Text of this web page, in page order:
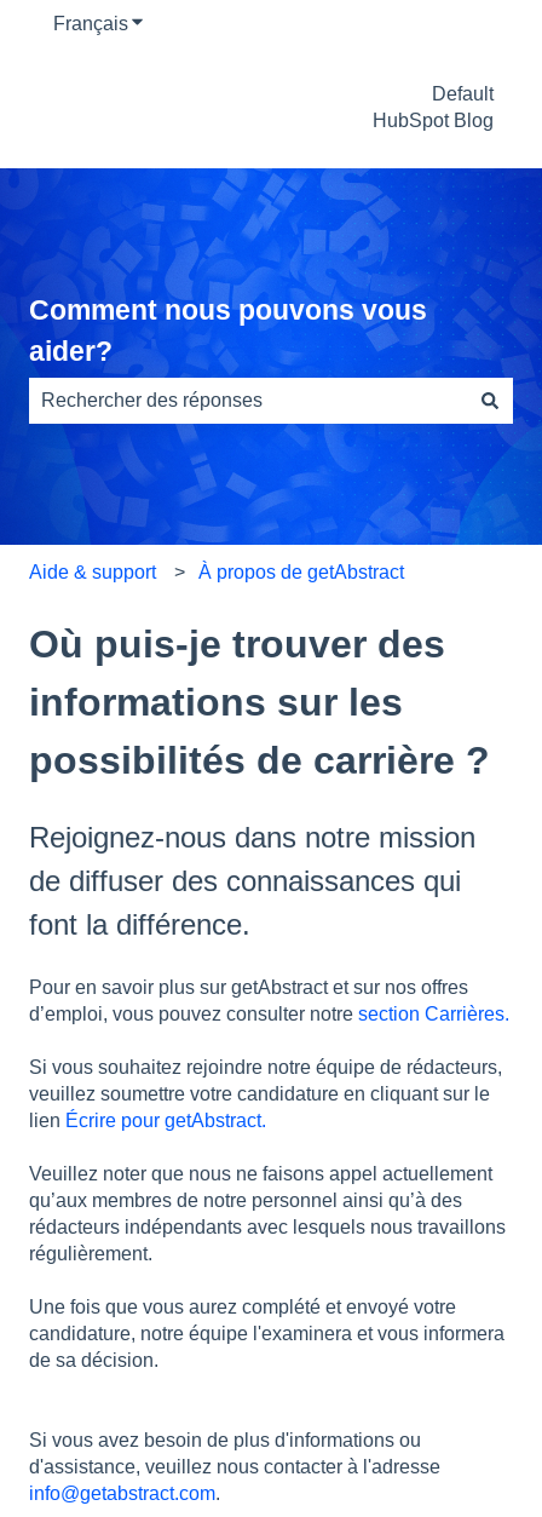
FrançaisAfficher le sous-menu pour les traductions
Default
HubSpot Blog
Comment nous pouvons vous
aider?
Il n'y a aucune suggestion car le champ de recherche
Aide & support À propos de getAbstract
Où puis-je trouver des
informations sur les
possibilités de carrière ?
Rejoignez-nous dans notre mission
de diffuser des connaissances qui
font la différence.
Pour en savoir plus sur getAbstract et sur nos offres
d’emploi, vous pouvez consulter notre section Carrières.
Si vous souhaitez rejoindre notre équipe de rédacteurs,
veuillez soumettre votre candidature en cliquant sur le
lien Écrire pour getAbstract.
Veuillez noter que nous ne faisons appel actuellement
qu’aux membres de notre personnel ainsi qu’à des
rédacteurs indépendants avec lesquels nous travaillons
régulièrement.
Une fois que vous aurez complété et envoyé votre
candidature, notre équipe l'examinera et vous informera
de sa décision.
Si vous avez besoin de plus d'informations ou
d'assistance, veuillez nous contacter à l'adresse
info@getabstract.com.